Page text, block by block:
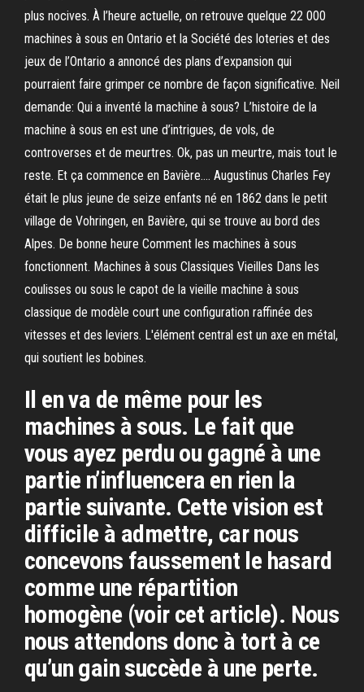
plus nocives. À l’heure actuelle, on retrouve quelque 22 000
machines à sous en Ontario et la Société des loteries et des
jeux de l’Ontario a annoncé des plans d’expansion qui
pourraient faire grimper ce nombre de façon significative. Neil
demande: Qui a inventé la machine à sous? L’histoire de la
machine à sous en est une d’intrigues, de vols, de
controverses et de meurtres. Ok, pas un meurtre, mais tout le
reste. Et ça commence en Bavière…. Augustinus Charles Fey
était le plus jeune de seize enfants né en 1862 dans le petit
village de Vohringen, en Bavière, qui se trouve au bord des
Alpes. De bonne heure Comment les machines à sous
fonctionnent. Machines à sous Classiques Vieilles Dans les
coulisses ou sous le capot de la vieille machine à sous
classique de modèle court une configuration raffinée des
vitesses et des leviers. L'élément central est un axe en métal,
qui soutient les bobines.
Il en va de même pour les
machines à sous. Le fait que
vous ayez perdu ou gagné à une
partie n’influencera en rien la
partie suivante. Cette vision est
difficile à admettre, car nous
concevons faussement le hasard
comme une répartition
homogène (voir cet article). Nous
nous attendons donc à tort à ce
qu’un gain succède à une perte.